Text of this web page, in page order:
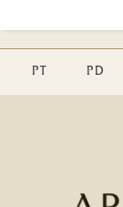
PT PD